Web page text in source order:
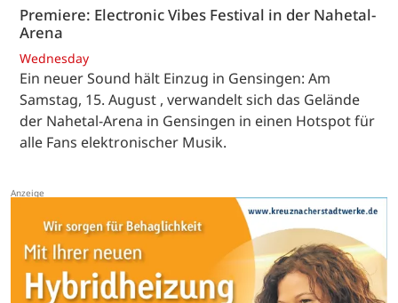
Premiere: Electronic Vibes Festival in der Nahetal-
Arena
Wednesday
Ein neuer Sound hält Einzug in Gensingen: Am
Samstag, 15. August , verwandelt sich das Gelände
der Nahetal-Arena in Gensingen in einen Hotspot für
alle Fans elektronischer Musik.